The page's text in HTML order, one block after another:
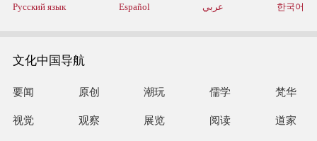
Русский язык Español عربي 한국어
文化中国导航
要闻 原创 潮玩 儒学 梵华
视觉 观察 展览 阅读 道家